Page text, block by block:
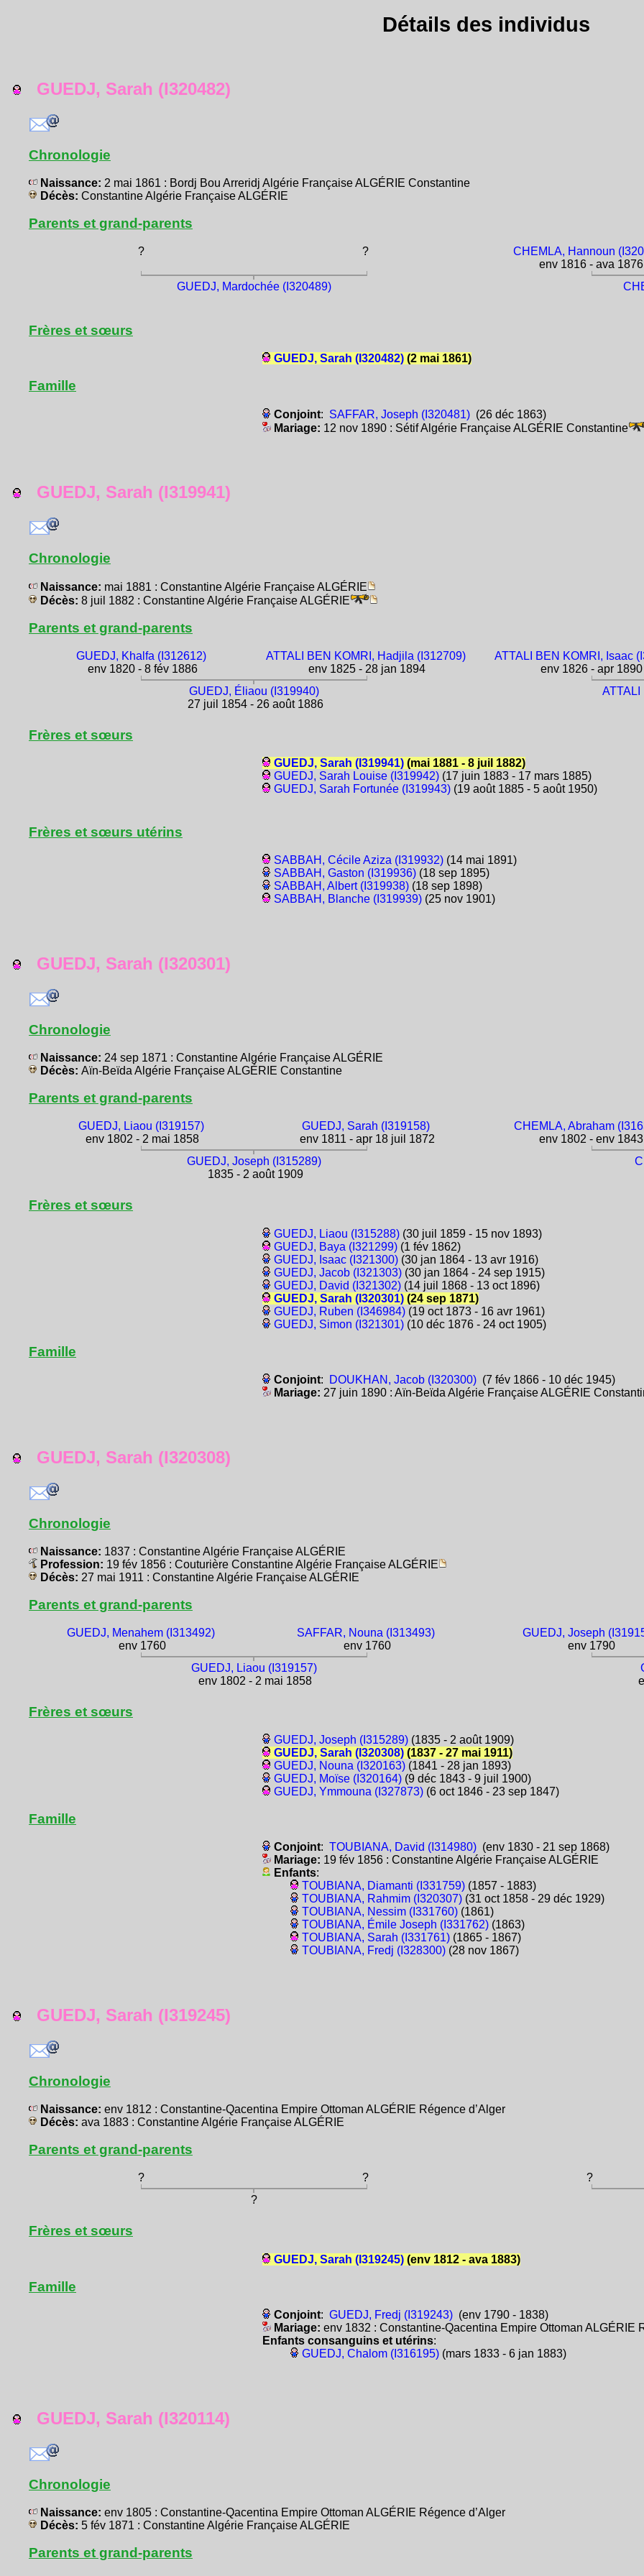
Détails des individus
GUEDJ, Sarah (I320482)
Chronologie
Naissance: 2 mai 1861 : Bordj Bou Arreridj Algérie Française ALGÉRIE Constantine
Décès: Constantine Algérie Française ALGÉRIE
Parents et grand-parents
? ?
CHEMLA, Hannoun
env 1816 - ava 1876
GUEDJ, Mardochée (I320489)
Frères et sœurs
GUEDJ, Sarah (I320482) (2 mai 1861)
Famille
Conjoint: SAFFAR, Joseph (I320481) (26 déc 1863)
Mariage: 12 nov 1890 : Sétif Algérie Française ALGÉRIE Constantine
GUEDJ, Sarah (I319941)
Chronologie
Naissance: mai 1881 : Constantine Algérie Française ALGÉRIE
Décès: 8 juil 1882 : Constantine Algérie Française ALGÉRIE
Parents et grand-parents
GUEDJ, Khalfa (I312612)
env 1820 - 8 fév 1886
ATTALI BEN KOMRI, Hadjila (I312709)
env 1825 - 28 jan 1894
ATTALI BEN KOMRI, Isaac
env 1826 - apr 1890
GUEDJ, Éliaou (I319940)
27 juil 1854 - 26 août 1886
ATTALI
Frères et sœurs
GUEDJ, Sarah (I319941) (mai 1881 - 8 juil 1882)
GUEDJ, Sarah Louise (I319942) (17 juin 1883 - 17 mars 1885)
GUEDJ, Sarah Fortunée (I319943) (19 août 1885 - 5 août 1950)
Frères et sœurs utérins
SABBAH, Cécile Aziza (I319932) (14 mai 1891)
SABBAH, Gaston (I319936) (18 sep 1895)
SABBAH, Albert (I319938) (18 sep 1898)
SABBAH, Blanche (I319939) (25 nov 1901)
GUEDJ, Sarah (I320301)
Chronologie
Naissance: 24 sep 1871 : Constantine Algérie Française ALGÉRIE
Décès: Aïn-Beïda Algérie Française ALGÉRIE Constantine
Parents et grand-parents
GUEDJ, Liaou (I319157)
env 1802 - 2 mai 1858
GUEDJ, Sarah (I319158)
env 1811 - apr 18 juil 1872
CHEMLA, Abraham
env 1802 - env 1843
GUEDJ, Joseph (I315289)
1835 - 2 août 1909
Frères et sœurs
GUEDJ, Liaou (I315288) (30 juil 1859 - 15 nov 1893)
GUEDJ, Baya (I321299) (1 fév 1862)
GUEDJ, Isaac (I321300) (30 jan 1864 - 13 avr 1916)
GUEDJ, Jacob (I321303) (30 jan 1864 - 24 sep 1915)
GUEDJ, David (I321302) (14 juil 1868 - 13 oct 1896)
GUEDJ, Sarah (I320301) (24 sep 1871)
GUEDJ, Ruben (I346984) (19 oct 1873 - 16 avr 1961)
GUEDJ, Simon (I321301) (10 déc 1876 - 24 oct 1905)
Famille
Conjoint: DOUKHAN, Jacob (I320300) (7 fév 1866 - 10 déc 1945)
Mariage: 27 juin 1890 : Aïn-Beïda Algérie Française ALGÉRIE
GUEDJ, Sarah (I320308)
Chronologie
Naissance: 1837 : Constantine Algérie Française ALGÉRIE
Profession: 19 fév 1856 : Couturière Constantine Algérie Française ALGÉRIE
Décès: 27 mai 1911 : Constantine Algérie Française ALGÉRIE
Parents et grand-parents
GUEDJ, Menahem (I313492)
env 1760
SAFFAR, Nouna (I313493)
env 1760
GUEDJ, Joseph
env 1790
GUEDJ, Liaou (I319157)
env 1802 - 2 mai 1858
Frères et sœurs
GUEDJ, Joseph (I315289) (1835 - 2 août 1909)
GUEDJ, Sarah (I320308) (1837 - 27 mai 1911)
GUEDJ, Nouna (I320163) (1841 - 28 jan 1893)
GUEDJ, Moïse (I320164) (9 déc 1843 - 9 juil 1900)
GUEDJ, Ymmouna (I327873) (6 oct 1846 - 23 sep 1847)
Famille
Conjoint:TOUBIANA, David (I314980) (env 1830 - 21 sep 1868)
Mariage: 19 fév 1856 : Constantine Algérie Française ALGÉRIE
Enfants:
TOUBIANA, Diamanti (I331759) (1857 - 1883)
TOUBIANA, Rahmim (I320307) (31 oct 1858 - 29 déc 1929)
TOUBIANA, Nessim (I331760) (1861)
TOUBIANA, Émile Joseph (I331762) (1863)
TOUBIANA, Sarah (I331761) (1865 - 1867)
TOUBIANA, Fredj (I328300) (28 nov 1867)
GUEDJ, Sarah (I319245)
Chronologie
Naissance: env 1812 : Constantine-Qacentina Empire Ottoman ALGÉRIE Régence d’Alger
Décès: ava 1883 : Constantine Algérie Française ALGÉRIE
Parents et grand-parents
? ?
?
?
Frères et sœurs
GUEDJ, Sarah (I319245) (env 1812 - ava 1883)
Famille
Conjoint:GUEDJ, Fredj (I319243) (env 1790 - 1838)
Mariage:env 1832 : Constantine-Qacentina Empire Ottoman ALGÉRIE
Enfants consanguins et utérins:
GUEDJ, Chalom (I316195) (mars 1833 - 6 jan 1883)
GUEDJ, Sarah (I320114)
Chronologie
Naissance: env 1805 : Constantine-Qacentina Empire Ottoman ALGÉRIE Régence d’Alger
Décès: 5 fév 1871 : Constantine Algérie Française ALGÉRIE
Parents et grand-parents